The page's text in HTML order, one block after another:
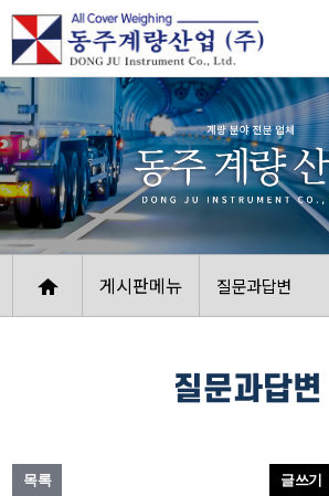
게시판메뉴 질문과답변
질문과답변
목록 글쓰기